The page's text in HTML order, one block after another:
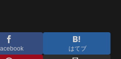
はてブ